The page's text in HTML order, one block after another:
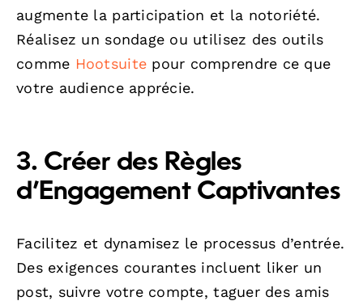
augmente la participation et la notoriété.
Réalisez un sondage ou utilisez des outils
comme Hootsuite pour comprendre ce que
votre audience apprécie.
3. Créer des Règles
d’Engagement Captivantes
Facilitez et dynamisez le processus d’entrée.
Des exigences courantes incluent liker un
post, suivre votre compte, taguer des amis